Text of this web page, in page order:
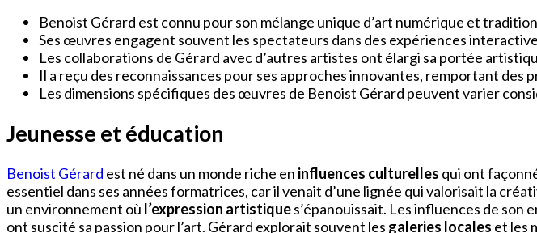
Benoist Gérard est connu pour son mélange unique d’art numérique et
Ses œuvres engagent souvent les spectateurs dans des expériences
Les collaborations de Gérard avec d’autres artistes ont élargi sa portée
Il a reçu des reconnaissances pour ses approches innovantes, remportant des
Les dimensions spécifiques des œuvres de Benoist Gérard peuvent varier
Jeunesse et éducation
Benoist Gérard est né dans un monde riche en influences culturelles qui ont
essentiel dans ses années formatrices, car il venait d’une lignée qui valorisait la
un environnement où l’expression artistiques’épanouissait. Les influences de son
ont suscité sa passion pour l’art. Gérard explorait souvent les galeries locales et les